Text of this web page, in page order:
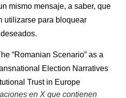
mismo mensaje, a saber, que
utilizarse para bloquear
en X que contienen